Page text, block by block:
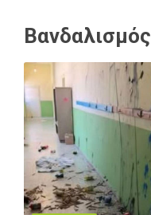
Βανδαλισμός